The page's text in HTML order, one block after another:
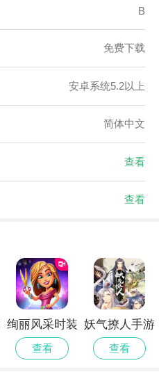
B
免费下载
安卓系统5.2以上
简体中文
查看
查看
绚丽风采时装
狂热安卓2024
最新版
查看
妖气撩人手游
查看